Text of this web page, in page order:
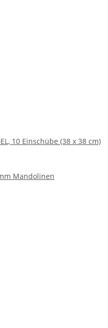
10 Einschübe (38 x 38 cm)